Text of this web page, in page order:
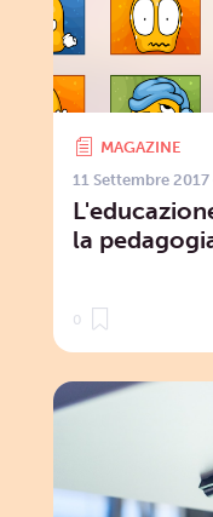
MAGAZINE
11 Settembre 2017
la
0